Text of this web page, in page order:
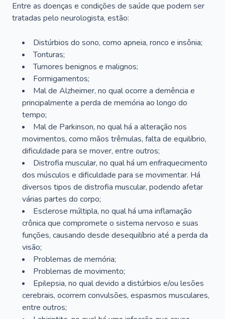
Entre as doenças e condições de saúde que podem ser
tratadas pelo neurologista, estão:
Distúrbios do sono, como apneia, ronco e insônia;
Tonturas;
Tumores benignos e malignos;
Formigamentos;
Mal de Alzheimer, no qual ocorre a demência e
principalmente a perda de memória ao longo do
tempo;
Mal de Parkinson, no qual há a alteração nos
movimentos, como mãos trêmulas, falta de equilíbrio,
dificuldade para se mover, entre outros;
Distrofia muscular, no qual há um enfraquecimento
dos músculos e dificuldade para se movimentar. Há
diversos tipos de distrofia muscular, podendo afetar
várias partes do corpo;
Esclerose múltipla, no qual há uma inflamação
crônica que compromete o sistema nervoso e suas
funções, causando desde desequilíbrio até a perda da
visão;
Problemas de memória;
Problemas de movimento;
Epilepsia, no qual devido a distúrbios e/ou lesões
cerebrais, ocorrem convulsões, espasmos musculares,
entre outros;